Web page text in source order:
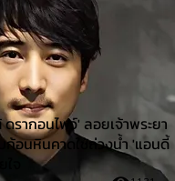
รากอนไฟว์' ลอยเจ้าพระยา
ก้อนหินคาดใช้ถ่วงน้ำ 'แอนดี้